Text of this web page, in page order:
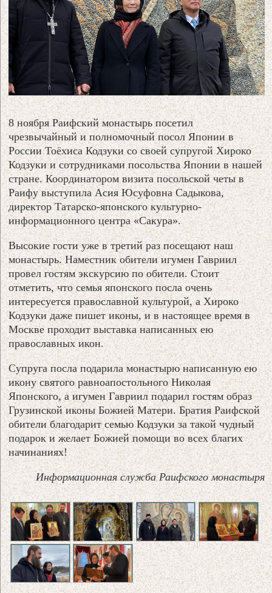
8 ноября Раифский монастырь посетил
чрезвычайный и полномочный посол Японии в
России Тоёхиса Кодзуки со своей супругой Хироко
Кодзуки и сотрудниками посольства Японии в нашей
стране. Координатором визита посольской четы в
Раифу выступила Асия Юсуфовна Садыкова,
директор Татарско-японского культурно-
информационного центра «Сакура».
Высокие гости уже в третий раз посещают наш
монастырь. Наместник обители игумен Гавриил
провел гостям экскурсию по обители. Стоит
отметить, что семья японского посла очень
интересуется православной культурой, а Хироко
Кодзуки даже пишет иконы, и в настоящее время в
Москве проходит выставка написанных ею
православных икон.
Супруга посла подарила монастырю написанную ею
икону святого равноапостольного Николая
Японского, а игумен Гавриил подарил гостям образ
Грузинской иконы Божией Матери. Братия Раифской
обители благодарит семью Кодзуки за такой чудный
подарок и желает Божией помощи во всех благих
начинаниях!
Информационная служба Раифского монастыря